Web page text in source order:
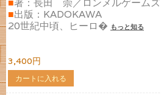
■著：長田 崇／ロンメルゲームズ
■出版：KADOKAWA
20世紀中頃、ヒーロ� もっと知る
3,400円
カートに入れる